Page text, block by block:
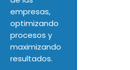
empresas,
optimizando
procesos y
maximizando
resultados.